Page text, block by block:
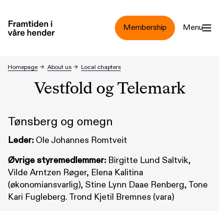
Membership Menu
Homepage → About us → Local chapters
Vestfold og Telemark
Vestfold og Telemark
Tønsberg og omegn
Leder: Ole Johannes Romtveit
Øvrige styremedlemmer: Birgitte Lund Saltvik,
Vilde Arntzen Røger, Elena Kalitina
(økonomiansvarlig), Stine Lynn Daae Renberg, Tone
Kari Fugleberg. Trond Kjetil Bremnes (vara)